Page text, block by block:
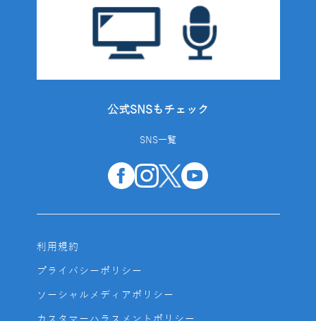
公式SNSもチェック
SNS一覧
利用規約
プライバシーポリシー
ソーシャルメディアポリシー